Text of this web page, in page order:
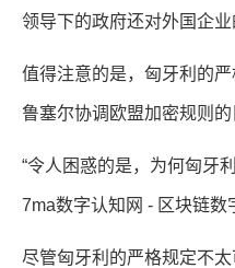
领导下的政府还对外国企
值得注意的是，匈牙利的
鲁塞尔协调欧盟加密规则
“令人困惑的是，为何匈牙
7ma数字认知网 - 区块链数
尽管匈牙利的严格规定不